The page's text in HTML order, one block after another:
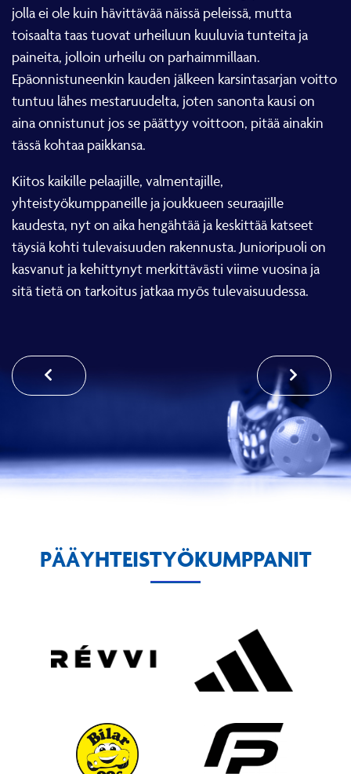
jolla ei ole kuin hävittävää näissä peleissä, mutta
toisaalta taas tuovat urheiluun kuuluvia tunteita ja
paineita, jolloin urheilu on parhaimmillaan.
Epäonnistuneenkin kauden jälkeen karsintasarjan voitto
tuntuu lähes mestaruudelta, joten sanonta kausi on
aina onnistunut jos se päättyy voittoon, pitää ainakin
tässä kohtaa paikkansa.
Kiitos kaikille pelaajille, valmentajille,
yhteistyökumppaneille ja joukkueen seuraajille
kaudesta, nyt on aika hengähtää ja keskittää katseet
täysiä kohti tulevaisuuden rakennusta. Junioripuoli on
kasvanut ja kehittynyt merkittävästi viime vuosina ja
sitä tietä on tarkoitus jatkaa myös tulevaisuudessa.
PÄÄYHTEISTYÖKUMPPANIT